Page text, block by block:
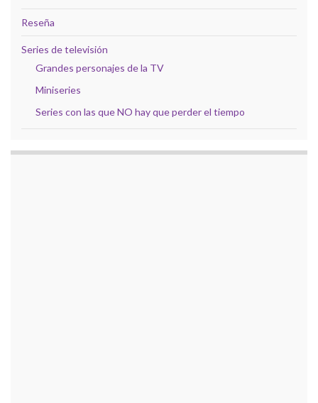
Reseña
Series de televisión
Grandes personajes de la TV
Miniseries
Series con las que NO hay que perder el tiempo